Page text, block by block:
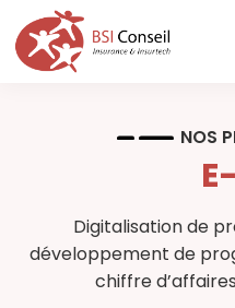
NOS
Digitalisation de
développement de
chiffre